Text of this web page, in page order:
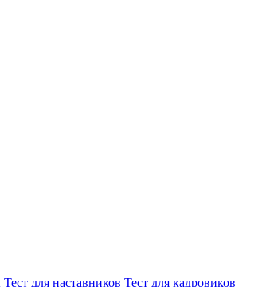
Тест для наставников Тест для кадровиков